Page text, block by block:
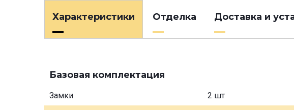
Характеристики Отделка Доставка и
Базовая комплектация
Замки 2 шт